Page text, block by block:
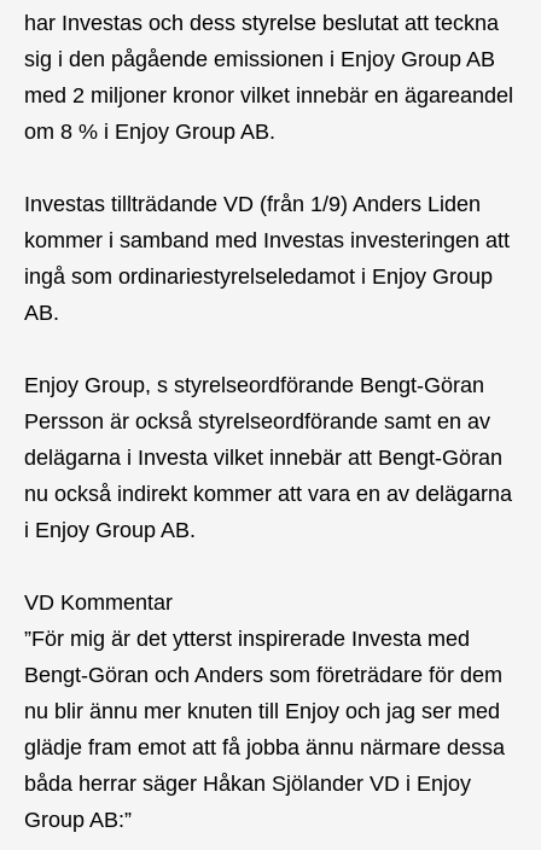
har Investas och dess styrelse beslutat att teckna
sig i den pågående emissionen i Enjoy Group AB
med 2 miljoner kronor vilket innebär en ägareandel
om 8 % i Enjoy Group AB.
Investas tillträdande VD (från 1/9) Anders Liden
kommer i samband med Investas investeringen att
ingå som ordinariestyrelseledamot i Enjoy Group
AB.
Enjoy Group, s styrelseordförande Bengt-Göran
Persson är också styrelseordförande samt en av
delägarna i Investa vilket innebär att Bengt-Göran
nu också indirekt kommer att vara en av delägarna
i Enjoy Group AB.
VD Kommentar
”För mig är det ytterst inspirerade Investa med
Bengt-Göran och Anders som företrädare för dem
nu blir ännu mer knuten till Enjoy och jag ser med
glädje fram emot att få jobba ännu närmare dessa
båda herrar säger Håkan Sjölander VD i Enjoy
Group AB:”